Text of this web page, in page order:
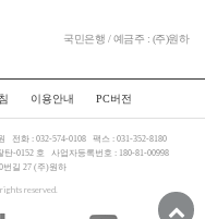
국민은행 / 예금주 : (주)원하
이용안내 PC버전
전화 : 032-574-0108 팩스 : 031-352-8180
탄-0152 호 사업자등록번호 : 180-81-00998
번길 27 (주)원하
reserved.